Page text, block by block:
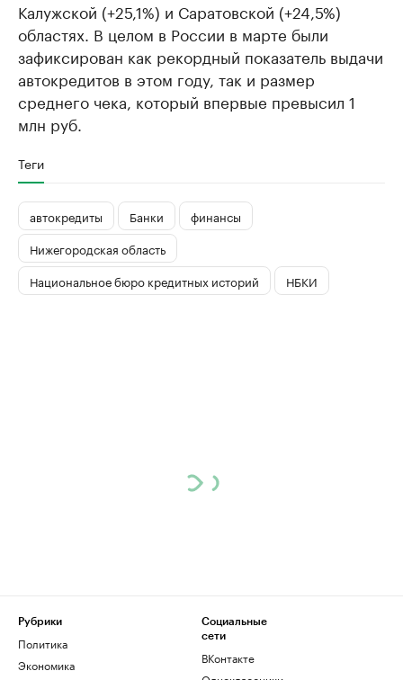
Калужской (+25,1%) и Саратовской (+24,5%)
областях. В целом в России в марте были
зафиксирован как рекордный показатель выдачи
автокредитов в этом году, так и размер
среднего чека, который впервые превысил 1
млн руб.
Теги
автокредиты Банки
финансы
Нижегородская область
Национальное бюро кредитных историй
НБКИ
Рубрики
Политика
Экономика
Социальные
сети
ВКонтакте